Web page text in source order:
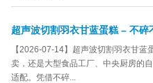
超声波切割羽衣甘蓝蛋糕 – 不
【2026-07-14】超声波切割羽衣甘
卖，还是大型食品工厂、中央厨房的
适配。凭借不碎...